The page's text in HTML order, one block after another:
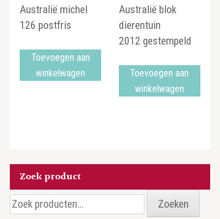
Australië michel
126 postfris
Toevoegen aan
winkelwagen
Australië blok
dierentuin
2012 gestempeld
Toevoegen aan
winkelwagen
Zoek product
Zoeken
naar:
Zoeken